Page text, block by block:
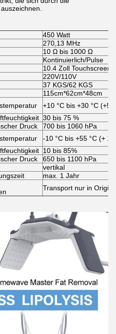
450 Watt
270,13 MHz
10 Ω bis 1000 Ω
Kontinuierlich/Pulse
10.4 Zoll Touchscreen
220V/110V
37 KGS/62 KGS
115cm*62cm*48cm
+10 °C bis +30 °C
30 bis 75 %
Druck
700 bis 1060 hPa
-10 °C bis +55 °C (+
10 bis 85%
Druck
650 bis 1100 hPa
vertikal
max. 1 Jahr
Transport nur in